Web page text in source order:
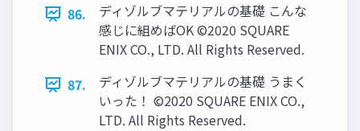
86.
ディゾルブマテリアルの基礎 こんな
感じに組めばOK ©2020 SQUARE
ENIX CO., LTD. All Rights Reserved.
87.
ディゾルブマテリアルの基礎 うまく
いった！ ©2020 SQUARE ENIX CO.,
LTD. All Rights Reserved.